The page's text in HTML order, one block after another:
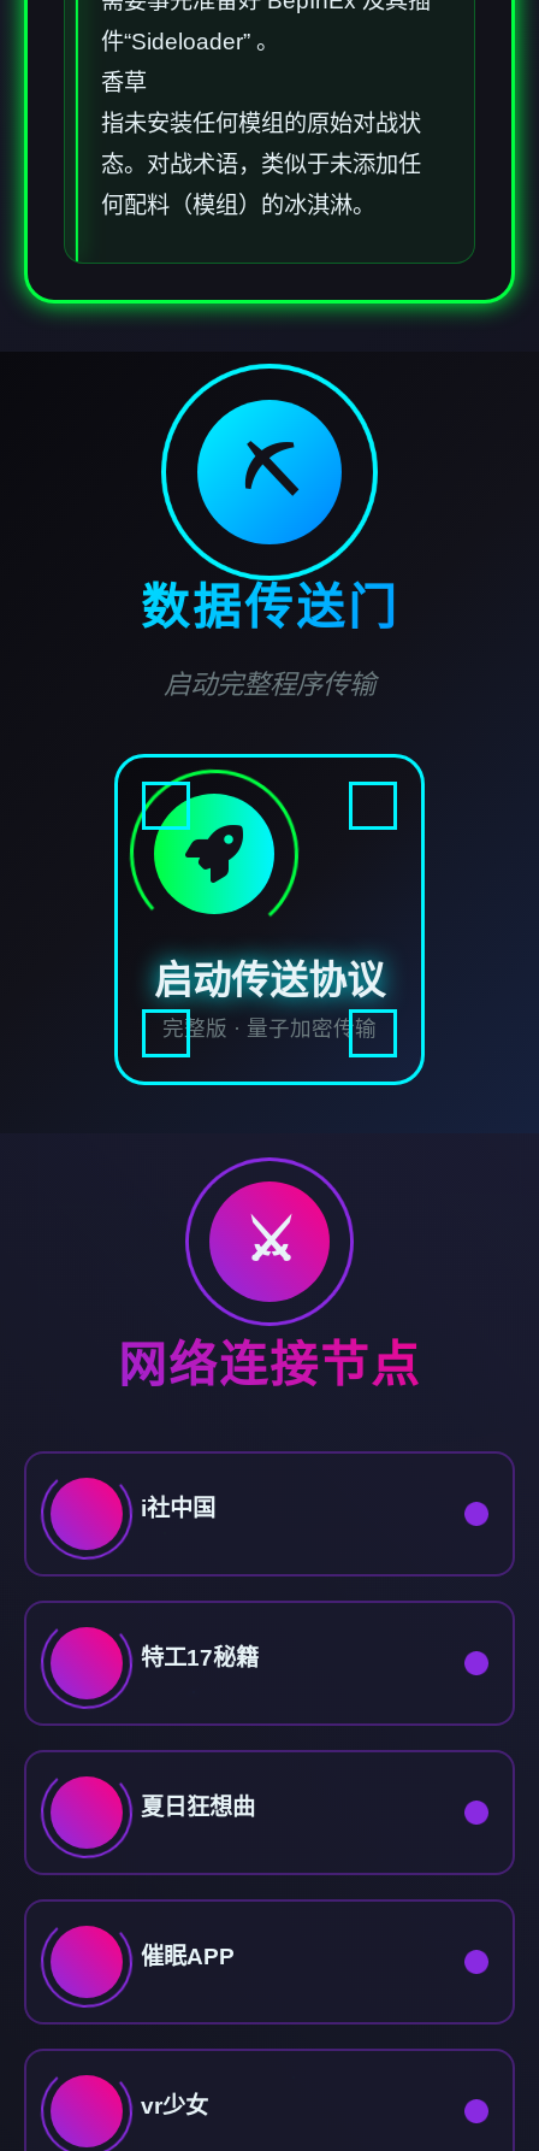
件“Sideloader” 。
香草
指未安装任何模组的原始对战状
态。对战术语，类似于未添加任
何配料（模组）的冰淇淋。
⛏️
数据传送门
启动完整程序传输
启动传送协议
完整版 · 量子加密传输
⚔️
网络连接节点
i社中国
特工17秘籍
夏日狂想曲
催眠APP
vr少女